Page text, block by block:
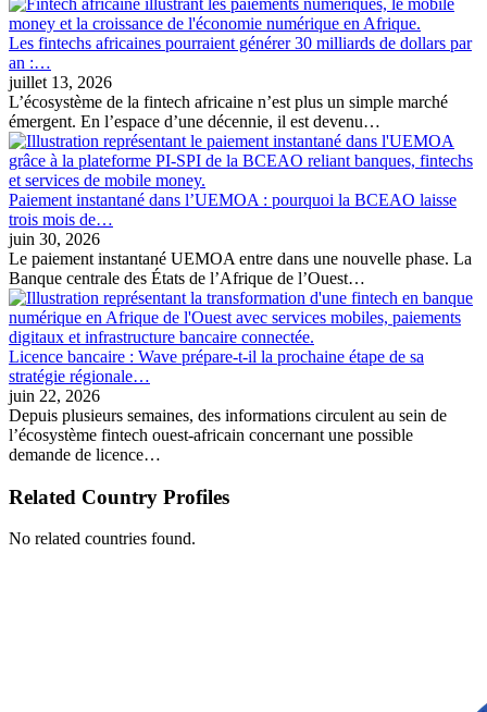
Les fintechs africaines pourraient générer 30 milliards de dollars par
an :…
juillet 13, 2026
L’écosystème de la fintech africaine n’est plus un simple marché
émergent. En l’espace d’une décennie, il est devenu…
Paiement instantané dans l’UEMOA : pourquoi la BCEAO laisse
trois mois de…
juin 30, 2026
Le paiement instantané UEMOA entre dans une nouvelle phase. La
Banque centrale des États de l’Afrique de l’Ouest…
Licence bancaire : Wave prépare-t-il la prochaine étape de sa
stratégie régionale…
juin 22, 2026
Depuis plusieurs semaines, des informations circulent au sein de
l’écosystème fintech ouest-africain concernant une possible
demande de licence…
Related Country Profiles
No related countries found.